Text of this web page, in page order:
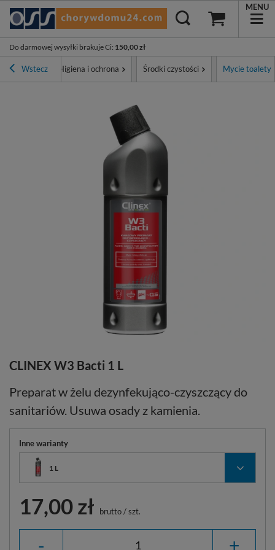
Do darmowej wysyłki brakuje Ci: 150,00 zł
MENU
Wstecz
główna Higiena i ochrona Środki czystości Mycie toalety
CLINEX W3 Bacti 1 L
Preparat w żelu dezynfekująco-czyszczący do
sanitariów. Usuwa osady z kamienia.
Inne warianty
1 L
17,00 zł brutto/szt.
- +